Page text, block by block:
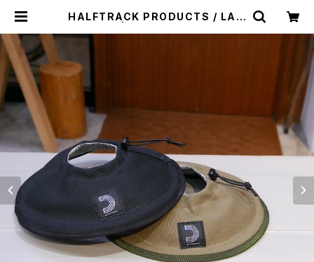
HALFTRACK PRODUCTS / LAM